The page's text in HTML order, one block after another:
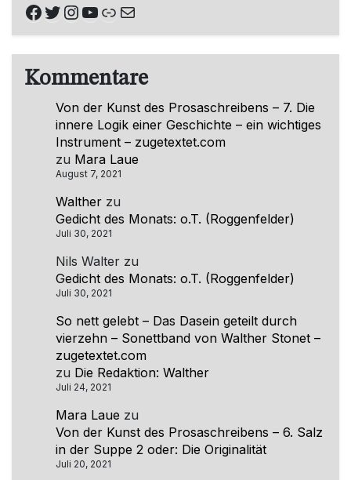
Facebook
Twitter
Instagram
YouTube
Link
E-Mail
Kommentare
Von der Kunst des Prosaschreibens – 7. Die
innere Logik einer Geschichte – ein wichtiges
Instrument – zugetextet.com
zu Mara Laue
August 7, 2021
Walther zu
Gedicht des Monats: o.T. (Roggenfelder)
Juli 30, 2021
Nils Walter zu
Gedicht des Monats: o.T. (Roggenfelder)
Juli 30, 2021
So nett gelebt – Das Dasein geteilt durch
vierzehn – Sonettband von Walther Stonet –
zugetextet.com
zu Die Redaktion: Walther
Juli 24, 2021
Mara Laue zu
Von der Kunst des Prosaschreibens – 6. Salz
in der Suppe 2 oder: Die Originalität
Juli 20, 2021